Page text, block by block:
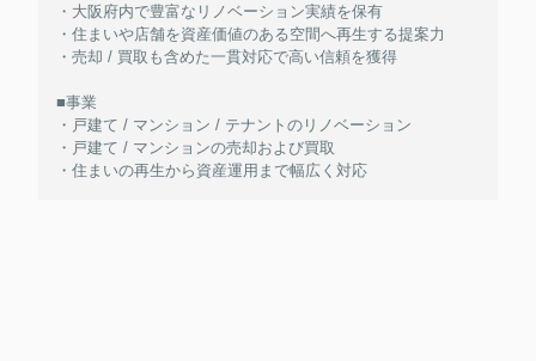
・大阪府内で豊富なリノベーション実績を保有
・住まいや店舗を資産価値のある空間へ再生する提案力
・売却 / 買取も含めた一貫対応で高い信頼を獲得
■事業
・戸建て / マンション / テナントのリノベーション
・戸建て / マンションの売却および買取
・住まいの再生から資産運用まで幅広く対応